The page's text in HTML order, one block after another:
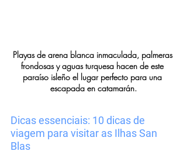
Playas de arena blanca inmaculada, palmeras
frondosas y aguas turquesa hacen de este
paraíso isleño el lugar perfecto para una
escapada en catamarán.
Dicas essenciais: 10 dicas de
viagem para visitar as Ilhas San
Blas